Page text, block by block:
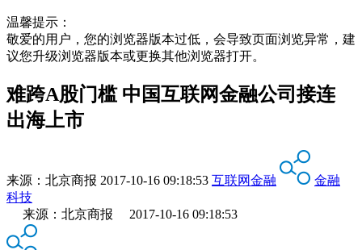
温馨提示：
敬爱的用户，您的浏览器版本过低，会导致页面浏览异常，建
议您升级浏览器版本或更换其他浏览器打开。
难跨A股门槛 中国互联网金融公司接连
出海上市
来源： 北京商报 2017-10-16 09:18:53 互联网金融
金融
科技
来源：北京商报 2017-10-16 09:18:53